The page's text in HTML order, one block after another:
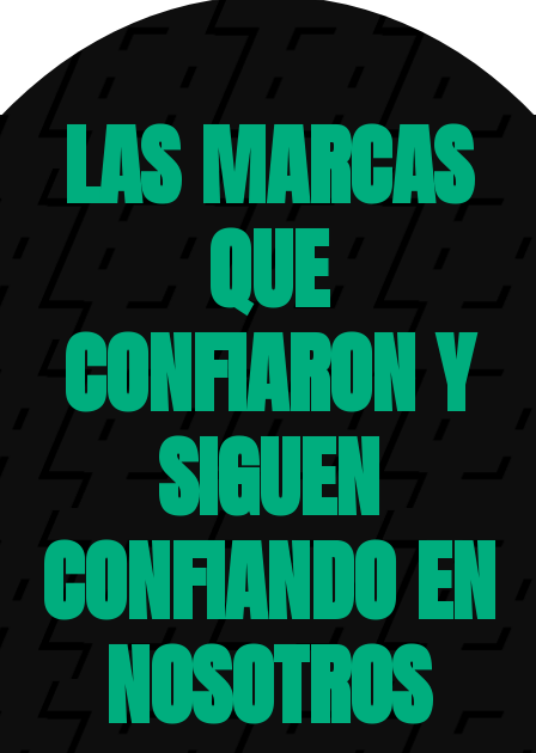
LAS MARCAS
QUE
CONFIARON Y
SIGUEN
CONFIANDO EN
NOSOTROS